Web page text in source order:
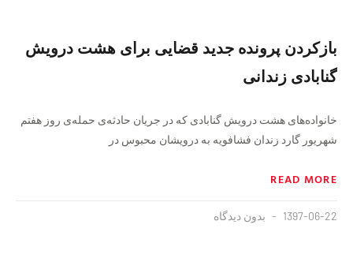
بازکردن پرونده جدید قضایی برای هشت درویش
گنابادی زندانی
خانواده‌های هشت درویش گنابادی که در جریان حادثه‌ی حمله‌ی روز هفتم
شهریور گارد زندان فشافویه به درویشان محبوس در
READ MORE
1397-06-22 بدون دیدگاه